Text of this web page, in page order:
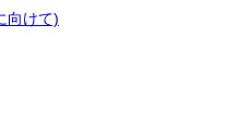
向けて)